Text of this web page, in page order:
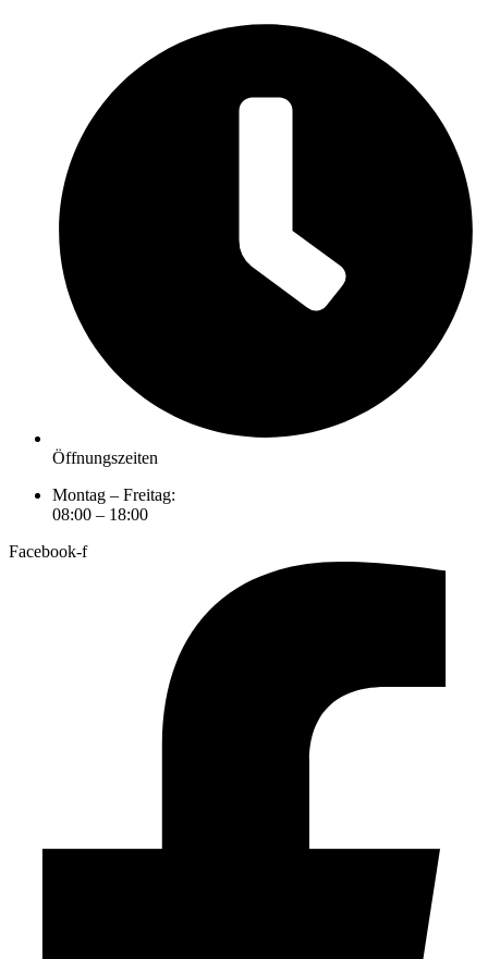
Öffnungszeiten
Montag – Freitag:
08:00 – 18:00
Facebook-f